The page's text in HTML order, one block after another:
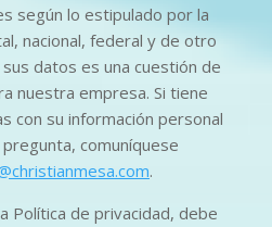
según lo estipulado por la
nacional, federal y de otro
datos es una cuestión de
nuestra empresa. Si tiene
con su información personal
comuníquese
.
Política de privacidad, debe